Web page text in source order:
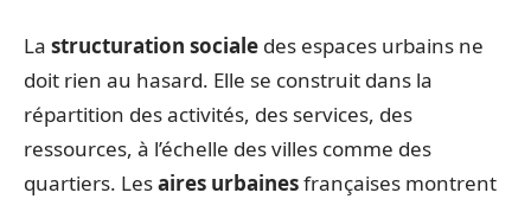
La structuration sociale des espaces urbains ne
doit rien au hasard. Elle se construit dans la
répartition des activités, des services, des
ressources, à l’échelle des villes comme des
quartiers. Lesaires urbainesfrançaises montrent